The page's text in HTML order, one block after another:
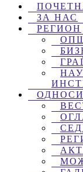
ЗА НАС
РЕГИОН